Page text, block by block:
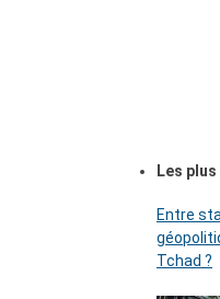
Les plus
Entre
Tchad ?